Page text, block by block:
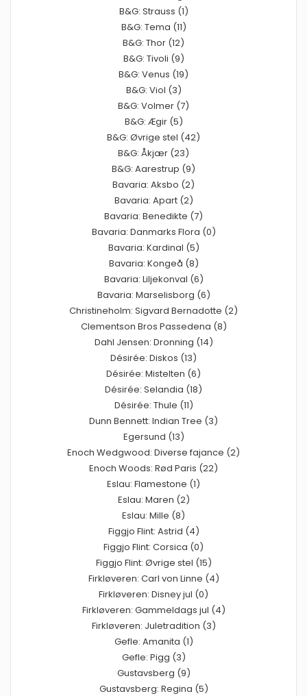
B&G: Strauss (1)
B&G: Tema (11)
B&G: Thor (12)
B&G: Tivoli (9)
B&G: Venus (19)
B&G: Viol (3)
B&G: Volmer (7)
B&G: Ægir (5)
B&G: Øvrige stel (42)
B&G: Åkjær (23)
B&G: Aarestrup (9)
Bavaria: Aksbo (2)
Bavaria: Apart (2)
Bavaria: Benedikte (7)
Bavaria: Danmarks Flora (0)
Bavaria: Kardinal (5)
Bavaria: Kongeå (8)
Bavaria: Liljekonval (6)
Bavaria: Marselisborg (6)
Christineholm: Sigvard Bernadotte (2)
Clementson Bros Passedena (8)
Dahl Jensen: Dronning (14)
Désirée: Diskos (13)
Désirée: Mistelten (6)
Désirée: Selandia (18)
Désirée: Thule (11)
Dunn Bennett: Indian Tree (3)
Egersund (13)
Enoch Wedgwood: Diverse fajance (2)
Enoch Woods: Rød Paris (22)
Eslau: Flamestone (1)
Eslau: Maren (2)
Eslau: Mille (8)
Figgjo Flint: Astrid (4)
Figgjo Flint: Corsica (0)
Figgjo Flint: Øvrige stel (15)
Firkløveren: Carl von Linne (4)
Firkløveren: Disney jul (0)
Firkløveren: Gammeldags jul (4)
Firkløveren: Juletradition (3)
Gefle: Amanita (1)
Gefle: Pigg (3)
Gustavsberg (9)
Gustavsberg: Regina (5)